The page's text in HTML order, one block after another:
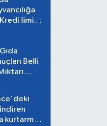
limiti
Belli
kurtarma